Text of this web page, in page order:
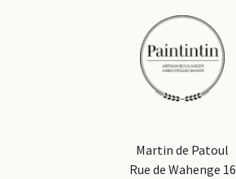
Martin de Patoul
Rue de Wahenge 16